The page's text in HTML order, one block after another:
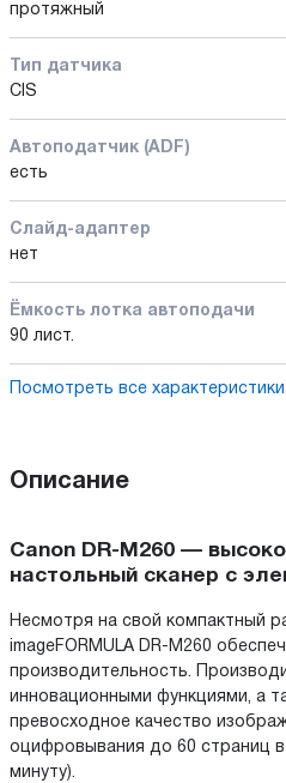
протяжный
Тип датчика
CIS
Автоподатчик (ADF)
есть
Слайд-адаптер
нет
Ёмкость лотка автоподачи
90 лист.
Посмотреть все характеристики
Описание
Canon DR-M260 —
настольный сканер с
Несмотря на свой компактный
imageFORMULA DR-M260
производительность.
инновационными функциями, а
превосходное качество
оцифровывания до 60 страниц
минуту).